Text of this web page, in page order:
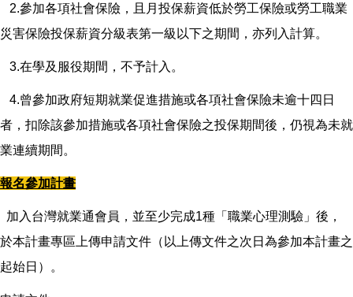
2.參加各項社會保險，且月投保薪資低於勞工保險或勞工職業
災害保險投保薪資分級表第一級以下之期間，亦列入計算。
3.在學及服役期間，不予計入。
4.曾參加政府短期就業促進措施或各項社會保險未逾十四日
者，扣除該參加措施或各項社會保險之投保期間後，仍視為未就
業連續期間。
報名參加計畫
加入台灣就業通會員，並至少完成1種「職業心理測驗」後，
於本計畫專區上傳申請文件（以上傳文件之次日為參加本計畫之
起始日）。